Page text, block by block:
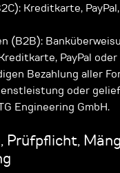
Kreditkarte,
(B2B):
PayPal oder
Bezahlung aller
oder
Engineering GmbH.
Prüfpflicht,